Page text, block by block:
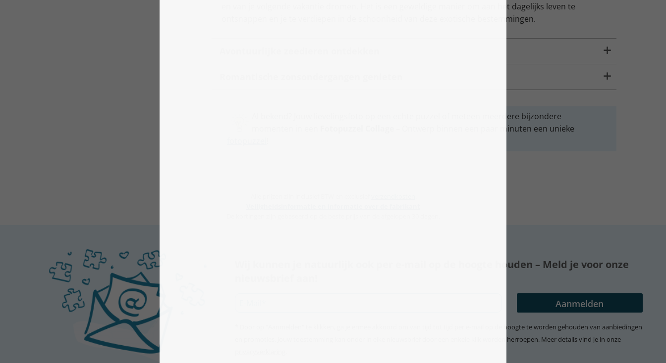
en van je volgende vakantie dromen. Het is een geweldige manier om aan het dagelijks leven te
ontsnappen en je te verdiepen in de schoonheid van deze exotische bestemmingen.
Al bekend? Jouw lievelingsfoto op een echte puzzel of meteen meerdere bijzondere
– Ontwerp binnen een paar minuten een unieke
Wij kunnen je natuurlijk ook per e-mail op de hoogte houden – Meld je voor onze
* Door op "Aanmelden" te klikken, ga je ermee akkoord om van tijd tot tijd per e-mail op de hoogte te worden gehouden van aanbiedingen
en promoties. Jouw toestemming kan onder in elke nieuwsbrief door een enkele klik worden herroepen. Meer details vind je in onze